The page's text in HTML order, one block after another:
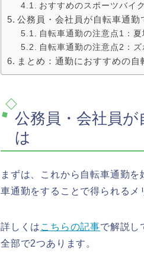
おすすめのスポーツバイ
公務員・会社員が自転車通勤
自転車通勤の注意点1：
自転車通勤の注意点2：
まとめ：通勤におすすめの自
公務員・会社員
は
まずは、これから自転車通勤
車通勤をすることで得られるメ
詳しくは こちらの記事で解説し
全部で2つあります。